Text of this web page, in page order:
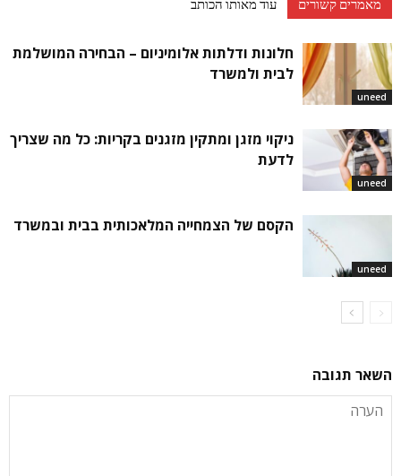
מאמרים קשורים עוד מאותו הכותב
uneed
חלונות ודלתות אלומיניום – הבחירה המושלמת
לבית ולמשרד
uneed
ניקוי מזגן ומתקין מזגנים בקריות: כל מה שצריך
לדעת
uneed
הקסם של הצמחייה המלאכותית בבית ובמשרד
השאר תגובה